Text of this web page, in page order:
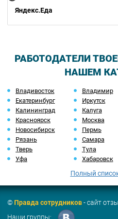
Яндекс.Еда
РАБОТОДАТЕЛИ
НАШЕМ
Владивосток Владимир
Екатеринбург
Иркутск
Калининград
Калуга
Красноярск
Москва
Новосибирск
Пермь
Рязань
Самара
Тверь
Тула
Уфа
Хабаровск
Полный
©Правда сотрудников- сайт
Наши группы: